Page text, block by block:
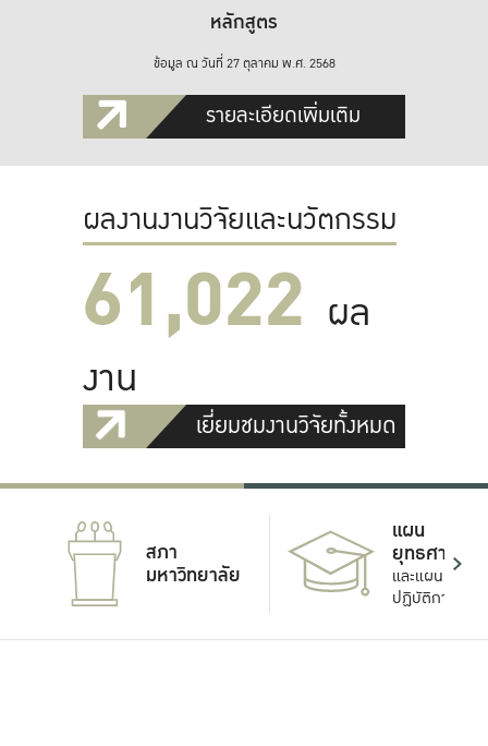
หลักสูตร
ข้อมูล ณ วันที่ 27 ตุลาคม พ.ศ. 2568
รายละเอียดเพิ่มเติม
ผลงานงานวิจัยและนวัตกรรม
61,022 ผล
งาน
เยี่ยมชมงานวิจัยทั้งหมด
สภา
มหาวิทยาลัย
แผน
ยุทธศาสตร์
และแผน
ปฏิบัติการ